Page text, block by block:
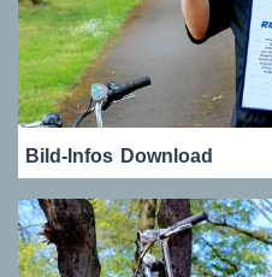
Bild-Infos Download